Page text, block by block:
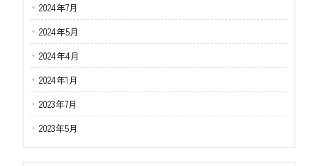
2024年7月
2024年5月
2024年4月
2024年1月
2023年7月
2023年5月